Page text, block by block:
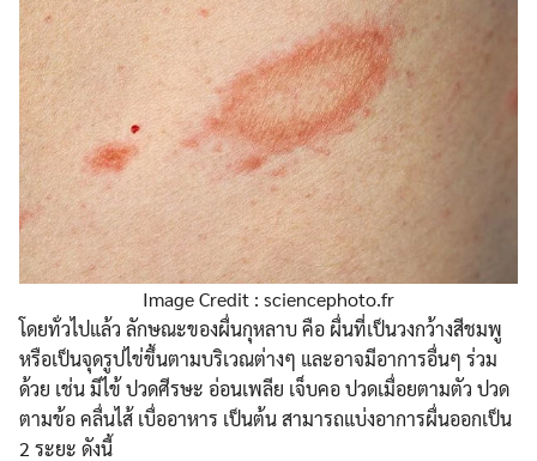
Image Credit : sciencephoto.fr
โดยทั่วไปแล้ว ลักษณะของผื่นกุหลาบ คือ ผื่นที่เป็นวงกว้างสีชมพู
หรือเป็นจุดรูปไข่ขึ้นตามบริเวณต่างๆ และอาจมีอาการอื่นๆ ร่วม
ด้วย เช่น มีไข้ ปวดศีรษะ อ่อนเพลีย เจ็บคอ ปวดเมื่อยตามตัว ปวด
ตามข้อ คลื่นไส้ เบื่ออาหาร เป็นต้น สามารถแบ่งอาการผื่นออกเป็น
2 ระยะ ดังนี้